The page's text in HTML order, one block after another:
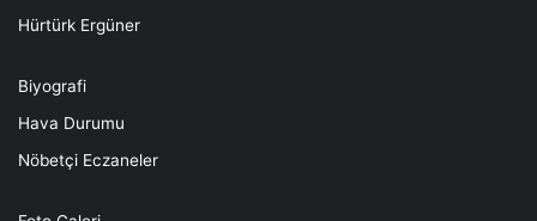
Hürtürk Ergüner
Biyografi
Hava Durumu
Nöbetçi Eczaneler